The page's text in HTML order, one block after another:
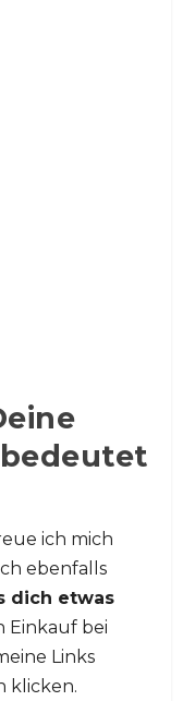
ich mich
ebenfalls
dich etwas
Einkauf bei
Links
klicken.